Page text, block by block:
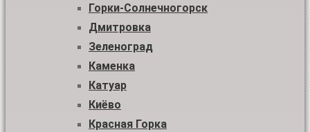
Горки-Солнечногорск
Дмитровка
Зеленоград
Каменка
Катуар
Киёво
Красная Горка